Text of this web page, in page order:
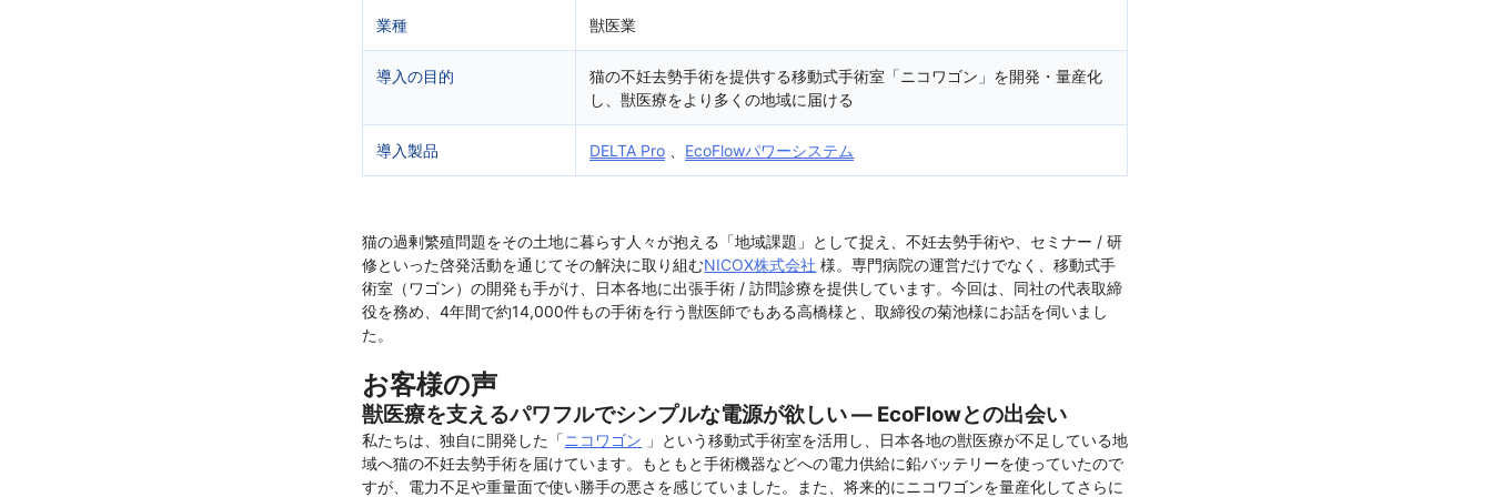
業種 獣医業
導入の目的
猫の不妊去勢手術を提供する移動式手術室「ニコワゴン」を開発・量産化
し、獣医療をより多くの地域に届ける
導入製品 DELTA Pro EcoFlowパワーシステム
猫の過剰繁殖問題をその土地に暮らす人々が抱える「地域課題」として捉え、不妊去勢手術や、セミナー / 研
修といった啓発活動を通じてその解決に取り組むNICOX株式会社 様。専門病院の運営だけでなく、移動式手
術室（ワゴン）の開発も手がけ、日本各地に出張手術 / 訪問診療を提供しています。今回は、同社の代表取締
役を務め、4年間で約14,000件もの手術を行う獣医師でもある高橋様と、取締役の菊池様にお話を伺いまし
た。
お客様の声
獣医療を支えるパワフルでシンプルな電源が欲しい ― EcoFlowとの出会い
私たちは、独自に開発した「ニコワゴン 」という移動式手術室を活用し、日本各地の獣医療が不足している地
域へ猫の不妊去勢手術を届けています。もともと手術機器などへの電力供給に鉛バッテリーを使っていたので
すが、電力不足や重量面で使い勝手の悪さを感じていました。また、将来的にニコワゴンを量産化してさらに